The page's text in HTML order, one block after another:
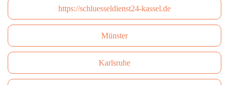
https://schluesseldienst24-kassel.de
Münster
Karlsruhe